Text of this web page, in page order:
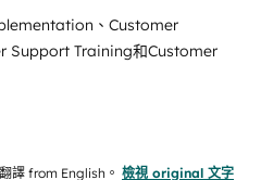
、Customer
Support Training和Customer
譯 from English。 檢視 original 文字